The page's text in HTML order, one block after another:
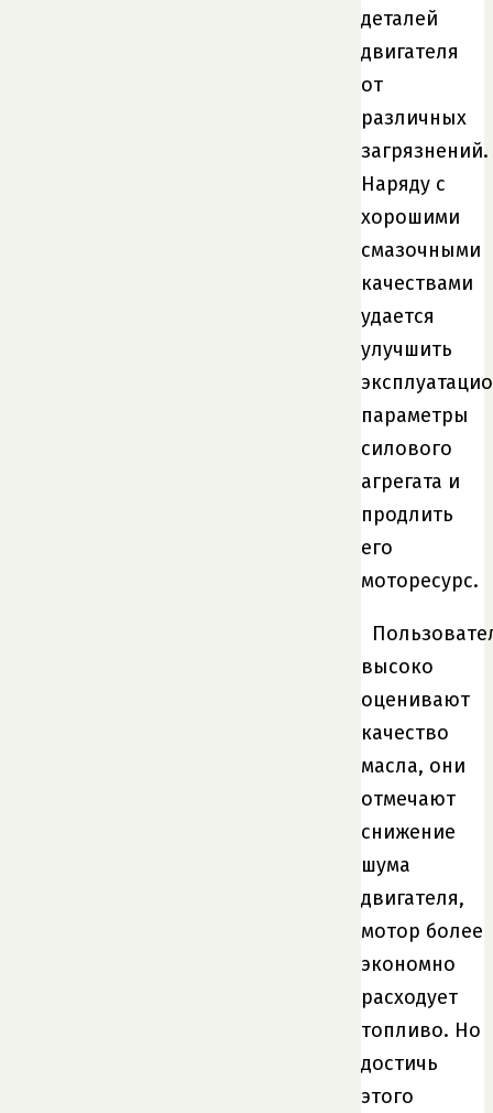
деталей
двигателя
от
различных
загрязнений.
Наряду с
хорошими
смазочными
качествами
удается
улучшить
параметры
силового
агрегата и
продлить
его
моторесурс.
высоко
оценивают
качество
масла, они
отмечают
снижение
шума
двигателя,
мотор более
экономно
расходует
топливо. Но
достичь
этого